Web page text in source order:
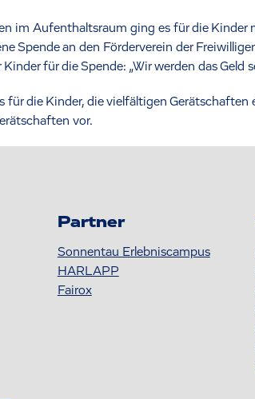
im Aufenthaltsraum ging es für die
Spende an den Förderverein der
für die Spende: „Wir werden das
für die Kinder, die vielfältigen
vor.
Partner
Sonnentau Erlebniscampus
HARLAPP
Fairox